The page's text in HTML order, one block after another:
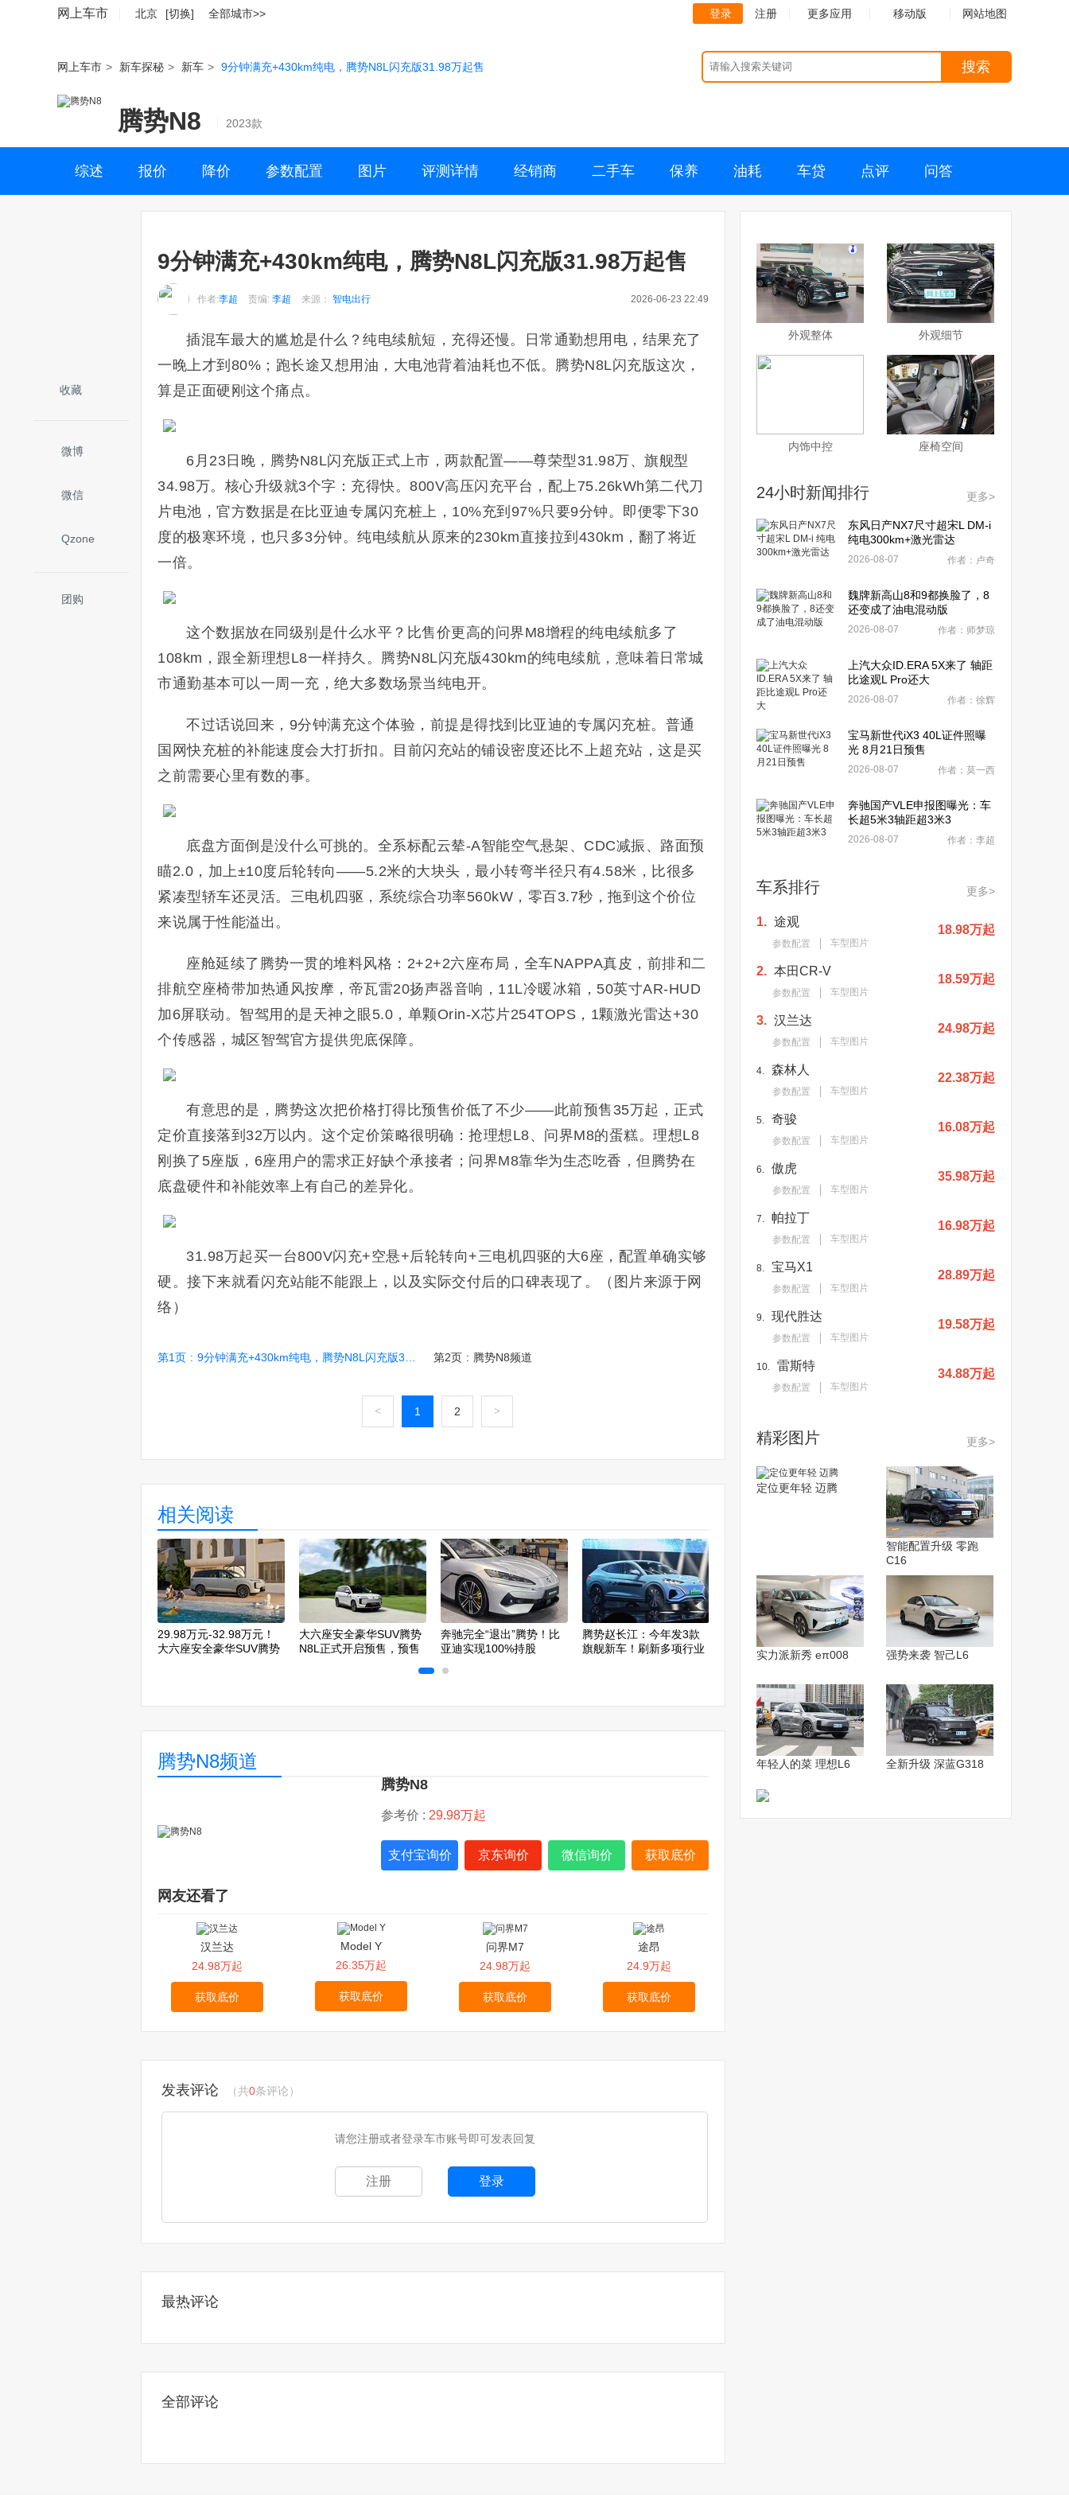
网上车市 北京 [切换] 全部城市>> 登录 注册 更多应用 移动版 网站地图
网上车市 > 新车探秘 > 新车 > 9分钟满充+430km纯电，腾势N8L闪充版31.98万起售 搜索
腾势N8 2023款
综述 报价 降价 参数配置 图片 评测详情 经销商 二手车 保养 油耗 车贷 点评 问答
收藏
微博
微信
Qzone
团购
9分钟满充+430km纯电，腾势N8L闪充版31.98万起售
作者:李超 责编: 李超 来源： 智电出行 2026-06-23 22:49
插混车最大的尴尬是什么？纯电续航短，充得还慢。日常通勤想用电，结果充了
一晚上才到80%；跑长途又想用油，大电池背着油耗也不低。腾势N8L闪充版这次，
算是正面硬刚这个痛点。
6月23日晚，腾势N8L闪充版正式上市，两款配置——尊荣型31.98万、旗舰型
34.98万。核心升级就3个字：充得快。800V高压闪充平台，配上75.26kWh第二代刀
片电池，官方数据是在比亚迪专属闪充桩上，10%充到97%只要9分钟。即便零下30
度的极寒环境，也只多3分钟。纯电续航从原来的230km直接拉到430km，翻了将近
一倍。
这个数据放在同级别是什么水平？比售价更高的问界M8增程的纯电续航多了
108km，跟全新理想L8一样持久。腾势N8L闪充版430km的纯电续航，意味着日常城
市通勤基本可以一周一充，绝大多数场景当纯电开。
不过话说回来，9分钟满充这个体验，前提是得找到比亚迪的专属闪充桩。普通
国网快充桩的补能速度会大打折扣。目前闪充站的铺设密度还比不上超充站，这是买
之前需要心里有数的事。
底盘方面倒是没什么可挑的。全系标配云辇-A智能空气悬架、CDC减振、路面预
瞄2.0，加上±10度后轮转向——5.2米的大块头，最小转弯半径只有4.58米，比很多
紧凑型轿车还灵活。三电机四驱，系统综合功率560kW，零百3.7秒，拖到这个价位
来说属于性能溢出。
座舱延续了腾势一贯的堆料风格：2+2+2六座布局，全车NAPPA真皮，前排和二
排航空座椅带加热通风按摩，帝瓦雷20扬声器音响，11L冷暖冰箱，50英寸AR-HUD
加6屏联动。智驾用的是天神之眼5.0，单颗Orin-X芯片254TOPS，1颗激光雷达+30
个传感器，城区智驾官方提供兜底保障。
有意思的是，腾势这次把价格打得比预售价低了不少——此前预售35万起，正式
定价直接落到32万以内。这个定价策略很明确：抢理想L8、问界M8的蛋糕。理想L8
刚换了5座版，6座用户的需求正好缺个承接者；问界M8靠华为生态吃香，但腾势在
底盘硬件和补能效率上有自己的差异化。
31.98万起买一台800V闪充+空悬+后轮转向+三电机四驱的大6座，配置单确实够
硬。接下来就看闪充站能不能跟上，以及实际交付后的口碑表现了。（图片来源于网
络）
第1页 : 9分钟满充+430km纯电，腾势N8L闪充版31.98万起售 第2页 : 腾势N8频道
< 1 2 >
相关阅读
29.98万元-32.98万元！
大六座安全豪华SUV腾势
大六座安全豪华SUV腾势
N8L正式开启预售，预售
奔驰完全“退出”腾势！比
亚迪实现100%持股
腾势赵长江：今年发3款
旗舰新车！刷新多项行业
腾势N8正式上市，售
31.98万元起，并加推D9
DM-i 965尊享型
多花3万买新款！腾势N8
售31.98-32.68万 续航
1030km
腾势N8频道
腾势N8
参考价 : 29.98万起
支付宝询价 京东询价 微信询价 获取底价
网友还看了
汉兰达
24.98万起
获取底价
Model Y
26.35万起
获取底价
问界M7
24.98万起
获取底价
途昂
24.9万起
获取底价
发表评论 （共0条评论）
请您注册或者登录车市账号即可发表回复
注册 登录
最热评论
全部评论
外观整体 外观细节
内饰中控 座椅空间
24小时新闻排行 更多>
东风日产NX7尺寸超宋L DM-i
纯电300km+激光雷达
2026-08-07 作者：卢奇
魏牌新高山8和9都换脸了，8
还变成了油电混动版
2026-08-07 作者：师梦琼
上汽大众ID.ERA 5X来了 轴距
比途观L Pro还大
2026-08-07 作者：徐辉
宝马新世代iX3 40L证件照曝
光 8月21日预售
2026-08-07 作者：莫一西
奔驰国产VLE申报图曝光：车
长超5米3轴距超3米3
2026-08-07 作者：李超
车系排行 更多>
1. 途观
参数配置 车型图片
18.98万起
2. 本田CR-V
参数配置 车型图片
18.59万起
3. 汉兰达
参数配置 车型图片
24.98万起
4. 森林人
参数配置 车型图片
22.38万起
5. 奇骏
参数配置 车型图片
16.08万起
6. 傲虎
参数配置 车型图片
35.98万起
7. 帕拉丁
参数配置 车型图片
16.98万起
8. 宝马X1
参数配置 车型图片
28.89万起
9. 现代胜达
参数配置 车型图片
19.58万起
10. 雷斯特
参数配置 车型图片
34.88万起
精彩图片 更多>
定位更年轻 迈腾
智能配置升级 零跑
C16
实力派新秀 eπ008 强势来袭 智己L6
年轻人的菜 理想L6 全新升级 深蓝G318